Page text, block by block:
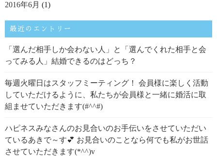
2016年6月 (1)
最近のエントリー
「選んだ相手しか会わない人」と「選んでくれた相手と会
ってみる人」結婚できるのはどっち？
毎週火曜日はスタッフミーティング！ 会員様に楽しく活動
していただけるように、私たちが会員様と一緒に婚活に取
組ませていただきます(#^^#)
ハピネスみなさんのお見合いのお手伝いをさせていただい
ているあきで～す💕 お見合いのことなら何でも私がお世話
させていただきます(*^^)v